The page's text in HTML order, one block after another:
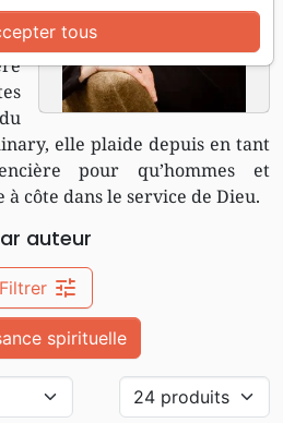
elle plaide depuis en tant
pour qu’hommes et
à côte dans le service de Dieu.
auteur
Filtrer tune
spirituelle
tous